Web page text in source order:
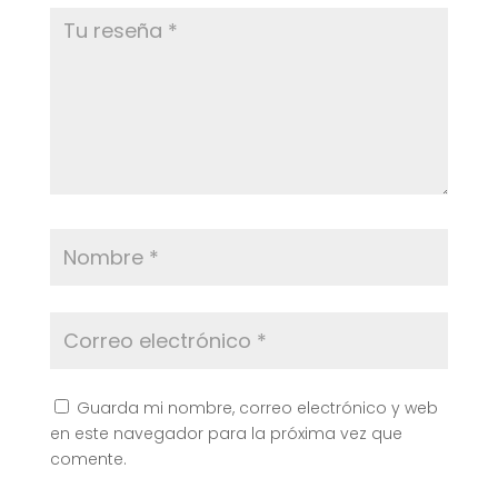
Guarda mi nombre, correo electrónico y web
en este navegador para la próxima vez que
comente.